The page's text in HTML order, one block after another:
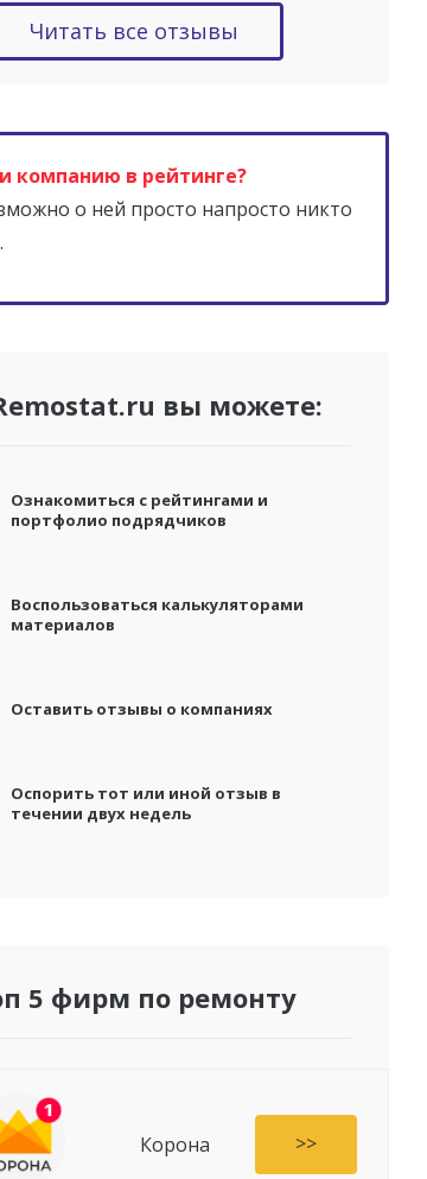
Читать все отзывы
компанию в рейтинге?
о ней просто напросто никто
вы можете:
Ознакомиться с рейтингами и
портфолио подрядчиков
Воспользоваться калькуляторами
материалов
Оставить отзывы о компаниях
Оспорить тот или иной отзыв в
течении двух недель
5 фирм по ремонту
Корона >>